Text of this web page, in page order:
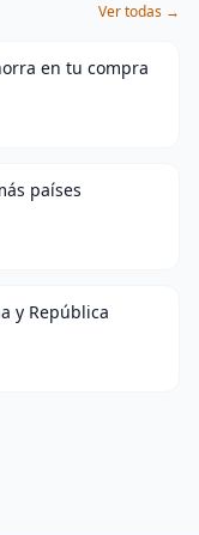
Ver todas →
en tu compra
países
y República